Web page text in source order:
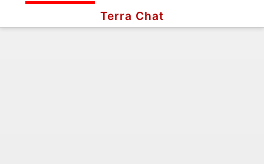
Terra Chat